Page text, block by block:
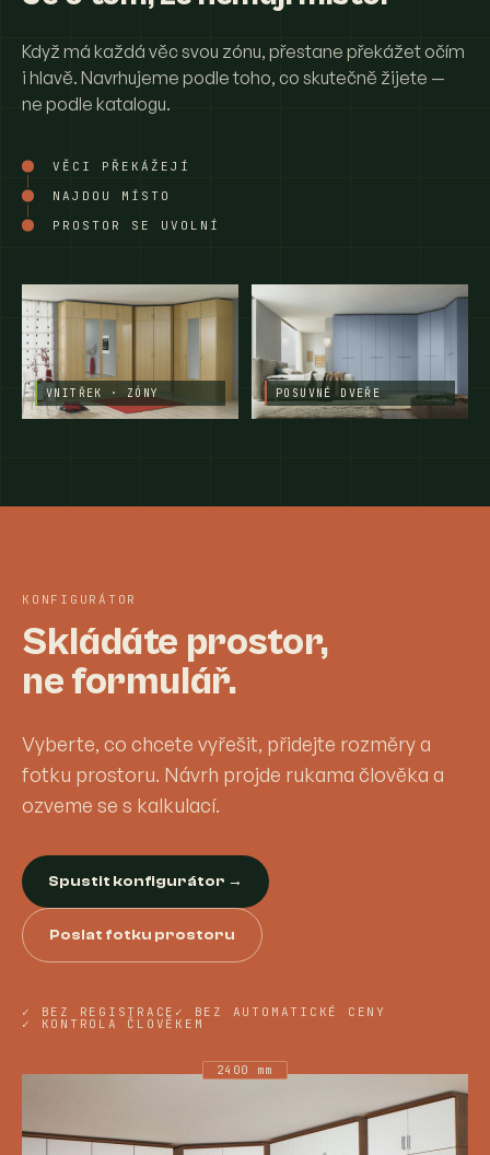
Když má každá věc svou zónu, přestane překážet očím
i hlavě. Navrhujeme podle toho, co skutečně žijete —
ne podle katalogu.
VĚCI PŘEKÁŽEJÍ
NAJDOU MÍSTO
PROSTOR SE UVOLNÍ
VNITŘEK · ZÓNY POSUVNÉ DVEŘE
KONFIGURÁTOR
Skládáte prostor,
ne formulář.
Vyberte, co chcete vyřešit, přidejte rozměry a
fotku prostoru. Návrh projde rukama člověka a
ozveme se s kalkulací.
Spustit konfigurátor →
Poslat fotku prostoru
✓ BEZ REGISTRACE ✓ BEZ AUTOMATICKÉ CENY
✓ KONTROLA ČLOVĚKEM
2400 mm